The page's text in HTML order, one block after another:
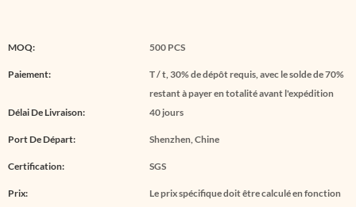
MOQ: 500 PCS
Paiement:
T / t, 30% de dépôt requis, avec le solde de 70%
restant à payer en totalité avant l'expédition
Délai De Livraison:
40 jours
Port De Départ: Shenzhen, Chine
Certification: SGS
Prix:
Le prix spécifique doit être calculé en fonction